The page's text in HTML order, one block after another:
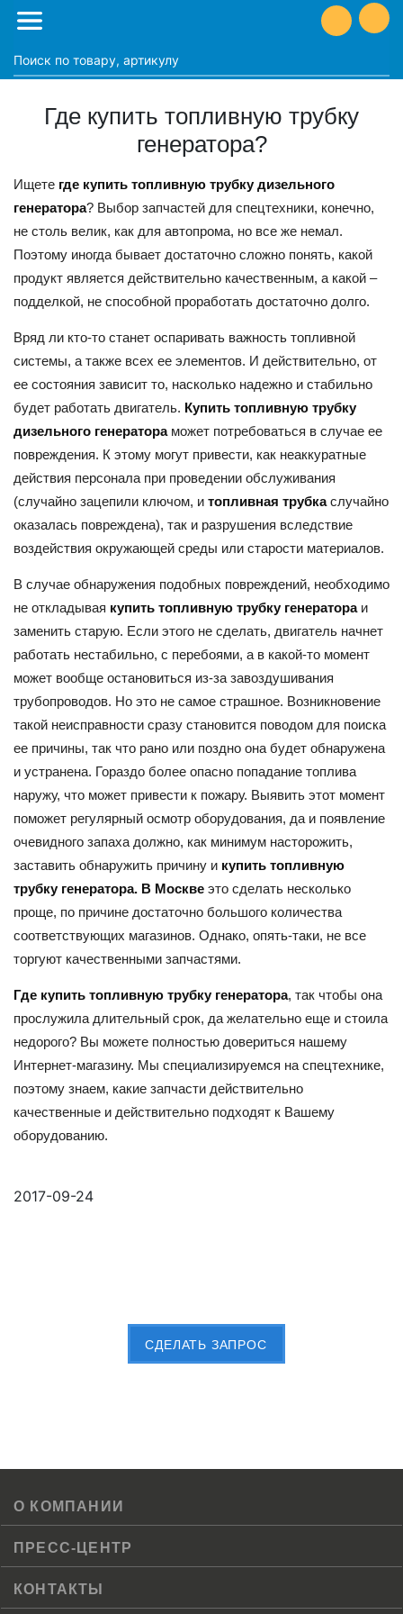
Где купить топливную трубку
генератора?
Ищете где купить топливную трубку дизельного
генератора? Выбор запчастей для спецтехники, конечно,
не столь велик, как для автопрома, но все же немал.
Поэтому иногда бывает достаточно сложно понять, какой
продукт является действительно качественным, а какой –
подделкой, не способной проработать достаточно долго.
Вряд ли кто-то станет оспаривать важность топливной
системы, а также всех ее элементов. И действительно, от
ее состояния зависит то, насколько надежно и стабильно
будет работать двигатель. Купить топливную трубку
дизельного генератораможет потребоваться в случае ее
повреждения. К этому могут привести, как неаккуратные
действия персонала при проведении обслуживания
(случайно зацепили ключом, и топливная трубкаслучайно
оказалась повреждена), так и разрушения вследствие
воздействия окружающей среды или старости материалов.
В случае обнаружения подобных повреждений, необходимо
не откладывая купить топливную трубку генератораи
заменить старую. Если этого не сделать, двигатель начнет
работать нестабильно, с перебоями, а в какой-то момент
может вообще остановиться из-за завоздушивания
трубопроводов. Но это не самое страшное. Возникновение
такой неисправности сразу становится поводом для поиска
ее причины, так что рано или поздно она будет обнаружена
и устранена. Гораздо более опасно попадание топлива
наружу, что может привести к пожару. Выявить этот момент
поможет регулярный осмотр оборудования, да и появление
очевидного запаха должно, как минимум насторожить,
заставить обнаружить причину и купить топливную
трубку генератора. В Москве это сделать несколько
проще, по причине достаточно большого количества
соответствующих магазинов. Однако, опять-таки, не все
торгуют качественными запчастями.
Где купить топливную трубку генератора, так чтобы она
прослужила длительный срок, да желательно еще и стоила
недорого? Вы можете полностью довериться нашему
Интернет-магазину. Мы специализируемся на спецтехнике,
поэтому знаем, какие запчасти действительно
качественные и действительно подходят к Вашему
оборудованию.
2017-09-24
CДЕЛАТЬ ЗАПРОС
О КОМПАНИИ
ПРЕСС-ЦЕНТР
КОНТАКТЫ